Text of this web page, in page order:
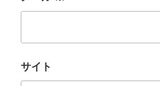
サイト